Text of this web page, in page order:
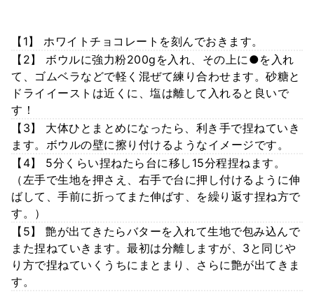
【1】 ホワイトチョコレートを刻んでおきます。
【2】 ボウルに強力粉200gを入れ、その上に●を入れ
て、ゴムベラなどで軽く混ぜて練り合わせます。砂糖と
ドライイーストは近くに、塩は離して入れると良いで
す！
【3】 大体ひとまとめになったら、利き手で捏ねていき
ます。ボウルの壁に擦り付けるようなイメージです。
【4】 5分くらい捏ねたら台に移し15分程捏ねます。
（左手で生地を押さえ、右手で台に押し付けるように伸
ばして、手前に折ってまた伸ばす、を繰り返す捏ね方で
す。）
【5】 艶が出てきたらバターを入れて生地で包み込んで
また捏ねていきます。最初は分離しますが、3と同じや
り方で捏ねていくうちにまとまり、さらに艶が出てきま
す。